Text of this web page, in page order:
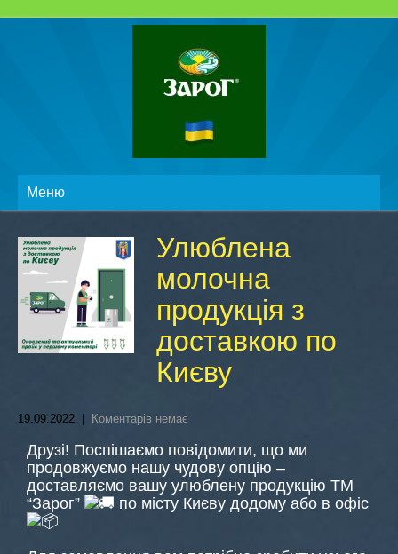
Меню
Улюблена
молочна
продукція з
доставкою по
Києву
19.09.2022 Коментарів немає
Друзі! Поспішаємо повідомити, що ми
продовжуємо нашу чудову опцію –
доставляємо вашу улюблену продукцію ТМ
“Зарог”
по місту Києву додому або в офіс